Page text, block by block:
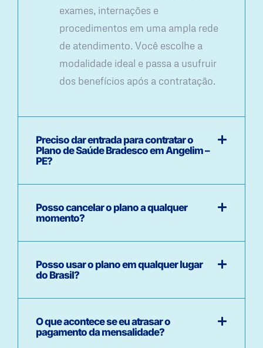
exames, internações e
procedimentos em uma ampla rede
de atendimento. Você escolhe a
modalidade ideal e passa a usufruir
dos benefícios após a contratação.
Preciso dar entrada para contratar o
Plano de Saúde Bradesco em Angelim –
PE?
Posso cancelar o plano a qualquer
momento?
Posso usar o plano em qualquer lugar
do Brasil?
O que acontece se eu atrasar o
pagamento da mensalidade?